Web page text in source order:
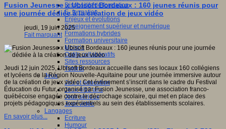
Dispositifs de formation
E- formation
Enjeux et évolutions
Enseignement supérieur et numérique
Formations hybrides
Formation universitaire
Mooc’s
Outils collaboratifs
Sites ressources
Tutorat
Jeux
Jeu et éducation
Jeux 4/12 ans
Jeux sérieux
Jeux vidéo
Langages
Ecriture
Humour
Fusion Jeunesse x Ubisoft Bordeaux : 160 jeunes réunis pour
une journée dédiée à la création de jeux vidéo
jeudi, 19 juin 2025
Fait marquant
Jeudi 12 juin 2025, Ubisoft Bordeaux accueille dans ses locaux 160 collégiens
et lycéens de la Région Nouvelle-Aquitaine pour une journée immersive autour
de la création de jeux vidéo. Cet événement s’inscrit dans le cadre du Festival
Éducation du Futur, organisé par Fusion Jeunesse, une association franco-
québécoise engagée contre le décrochage scolaire, qui met en place des
projets pédagogiques expérientiels au sein des établissements scolaires.
En savoir plus...